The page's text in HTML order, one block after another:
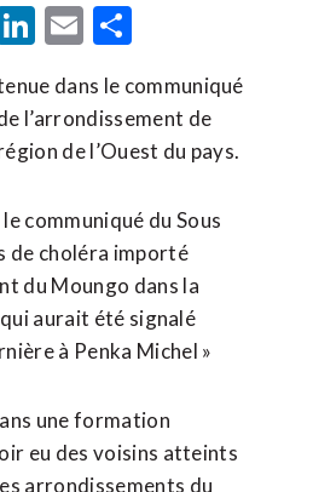
LinkedIn
Email
dans le communiqué
l’arrondissement de
de l’Ouest du pays.
communiqué du Sous
de choléra importé
du Moungo dans la
aurait été signalé
à Penka Michel »
une formation
eu des voisins atteints
arrondissements du